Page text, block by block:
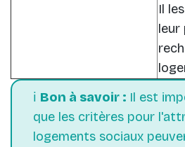
Il
leur
ℹ️ Bon à savoir : Il est
que les critères pour
logements sociaux